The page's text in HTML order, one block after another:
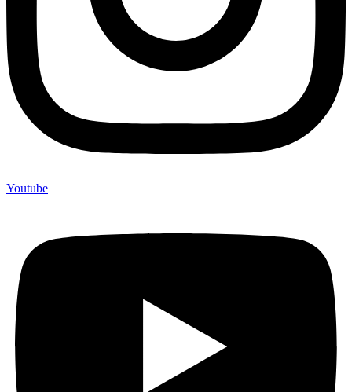
Youtube